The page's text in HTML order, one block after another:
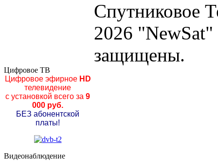
Спутниковое
2026
защищены.
Цифровое ТВ
Цифровое эфирноеHD
телевидение
с установкой всего за 9
000 руб.
БЕЗ абонентской
платы!
Видеонаблюдение